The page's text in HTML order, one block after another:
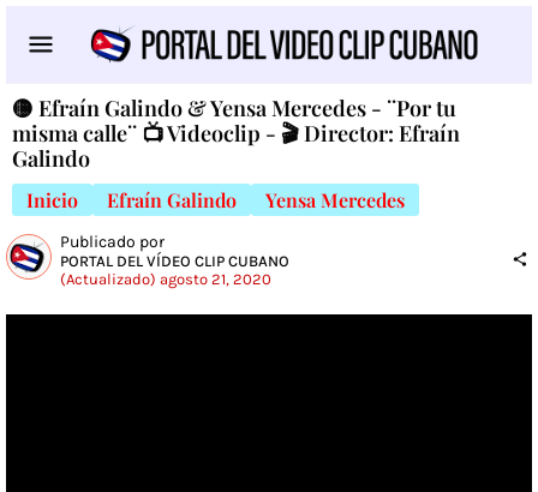
🟡 Efraín Galindo & Yensa Mercedes - ¨Por tu
misma calle¨ 📺 Videoclip - 🎬 Director: Efraín
Galindo
Inicio Efraín Galindo Yensa Mercedes
Publicado por
PORTAL DEL VÍDEO CLIP CUBANO
(Actualizado) agosto 21, 2020